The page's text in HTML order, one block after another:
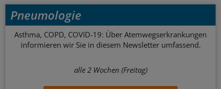
Pneumologie
Asthma, COPD, COVID-19: Über Atemwegserkrankungen
informieren wir Sie in diesem Newsletter umfassend.
alle 2 Wochen (Freitag)